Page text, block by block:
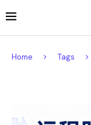
Home Tags